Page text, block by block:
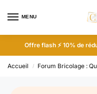
MENU
Offre flash ⚡ 10% de
Accueil / Forum Bricolage :